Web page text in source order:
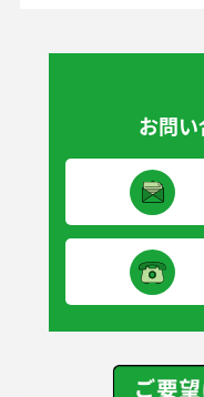
お問い